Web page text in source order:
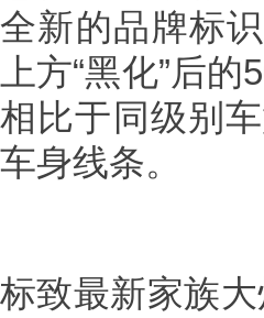
全新的品牌标
上方“黑化”后
相比于同级别
车身线条。
标致最新家族